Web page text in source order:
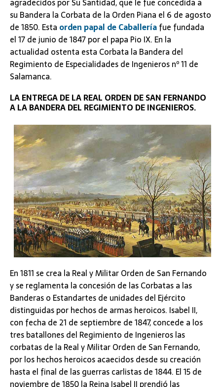
agradecidos por Su Santidad, que le fue concedida a
su Bandera la Corbata de la Orden Piana el 6 de agosto
de 1850. Esta orden papal de Caballeríafue fundada
el 17 de junio de 1847 por el papa Pio IX. En la
actualidad ostenta esta Corbata la Bandera del
Regimiento de Especialidades de Ingenieros nº 11 de
Salamanca.
LA ENTREGA DE LA REAL ORDEN DE SAN FERNANDO
A LA BANDERA DEL REGIMIENTO DE INGENIEROS.
En 1811 se crea la Real y Militar Orden de San Fernando
y se reglamenta la concesión de las Corbatas a las
Banderas o Estandartes de unidades del Ejército
distinguidas por hechos de armas heroicos. Isabel II,
con fecha de 21 de septiembre de 1847, concede a los
tres batallones del Regimiento de Ingenieros las
corbatas de la Real y Militar Orden de San Fernando,
por los hechos heroicos acaecidos desde su creación
hasta el final de las guerras carlistas de 1844. El 15 de
noviembre de 1850 la Reina Isabel II prendió las